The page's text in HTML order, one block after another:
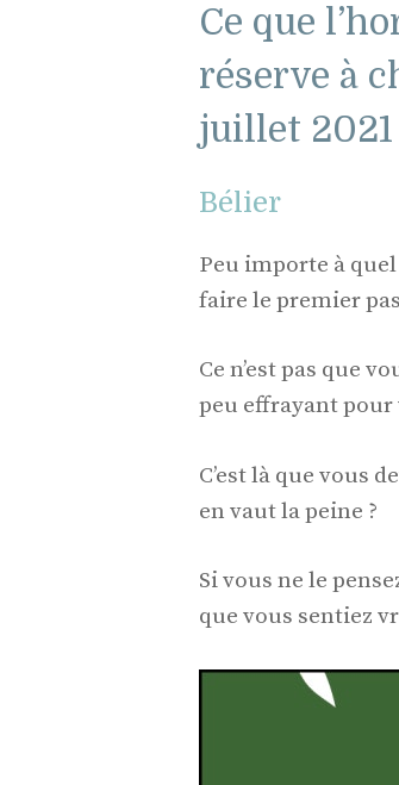
Ce que
réserve à
juillet 2021
Bélier
Peu importe à
faire le premier
Ce n’est pas que
peu effrayant pour
C’est là que vous
en vaut la peine ?
Si vous ne le
que vous sentiez